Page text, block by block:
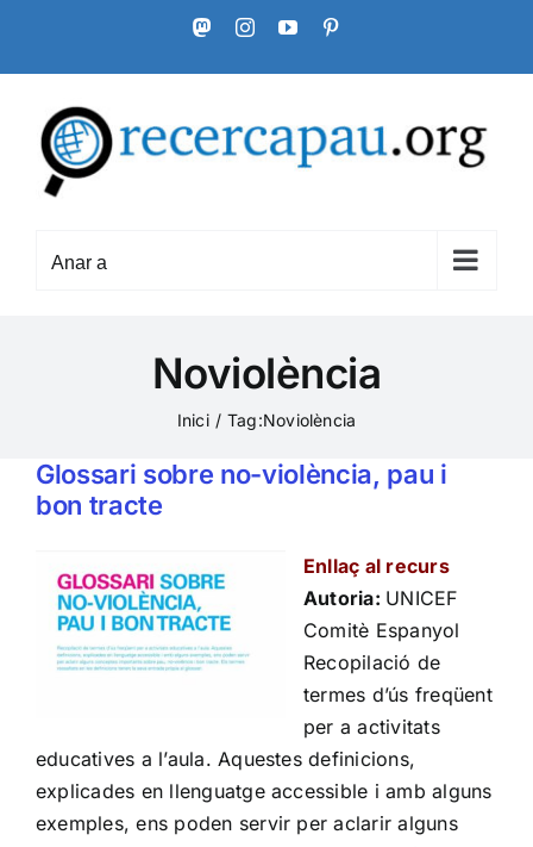
content
MastodonInstagram
YouTube
Anar a
Noviolència
Inici Tag:Noviolència
Glossari sobre no-violència, pau i
bon tracte
Enllaç al recurs
Autoria: UNICEF
Comitè Espanyol
Recopilació de
termes d’ús freqüent
per a activitats
educatives a l’aula. Aquestes definicions,
explicades en llenguatge accessible i amb alguns
exemples, ens poden servir per aclarir alguns